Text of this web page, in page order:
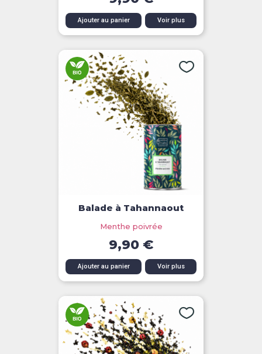
Ajouter au panier Voir plus
Balade à Tahannaout
Menthe poivrée
9,90 €
Ajouter au panier Voir plus